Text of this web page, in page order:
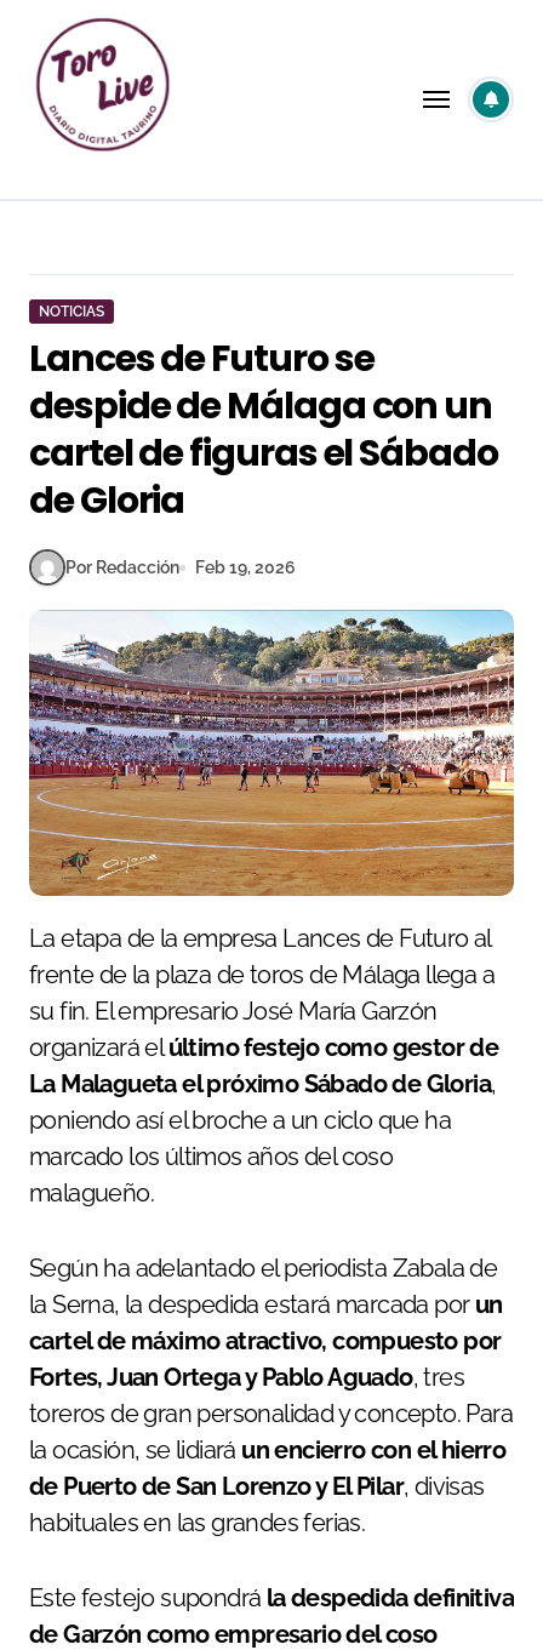
contenido
NOTICIAS
Lances de Futuro se
despide de Málaga con un
cartel de figuras el Sábado
de Gloria
Por Redacción Feb 19, 2026
La etapa de la empresa Lances de Futuro al
frente de la plaza de toros de Málaga llega a
su fin. El empresario José María Garzón
organizará elúltimo festejo como gestor de
La Malagueta el próximo Sábado de Gloria,
poniendo así el broche a un ciclo que ha
marcado los últimos años del coso
malagueño.
Según ha adelantado el periodista Zabala de
la Serna, la despedida estará marcada por un
cartel de máximo atractivo, compuesto por
Fortes, Juan Ortega y Pablo Aguado, tres
toreros de gran personalidad y concepto. Para
la ocasión, se lidiará un encierro con el hierro
de Puerto de San Lorenzo y El Pilar, divisas
habituales en las grandes ferias.
Este festejo supondrá la despedida definitiva
de Garzón como empresario del coso